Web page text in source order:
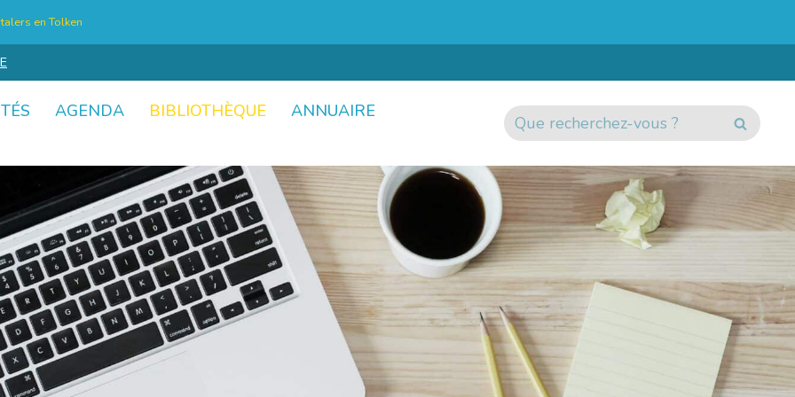
en Tolken
AGENDA BIBLIOTHÈQUE
ANNUAIRE